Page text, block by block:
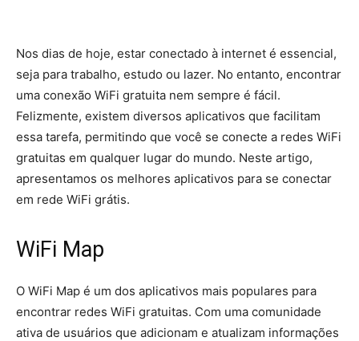
Nos dias de hoje, estar conectado à internet é essencial,
seja para trabalho, estudo ou lazer. No entanto, encontrar
uma conexão WiFi gratuita nem sempre é fácil.
Felizmente, existem diversos aplicativos que facilitam
essa tarefa, permitindo que você se conecte a redes WiFi
gratuitas em qualquer lugar do mundo. Neste artigo,
apresentamos os melhores aplicativos para se conectar
em rede WiFi grátis.
WiFi Map
O WiFi Map é um dos aplicativos mais populares para
encontrar redes WiFi gratuitas. Com uma comunidade
ativa de usuários que adicionam e atualizam informações